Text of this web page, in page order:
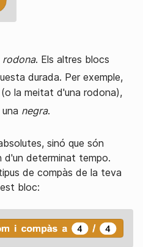
rodona. Els altres blocs
durada. Per exemple,
la meitat d'una rodona),
negra.
sinó que són
d'un determinat tempo.
de compàs de la teva
bloc: